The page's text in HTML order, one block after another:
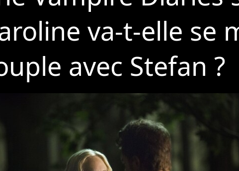
va-t-elle se
avec Stefan ?